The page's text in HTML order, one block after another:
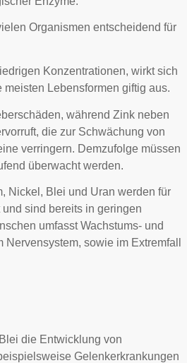
Organismen entscheidend für
Konzentrationen, wirkt sich
Lebensformen giftig aus.
während Zink neben
die zur Schwächung von
verringern. Demzufolge müssen
überwacht werden.
Nickel, Blei und Uran werden für
sind bereits in geringen
umfasst Wachstums- und
sowie im Extremfall
die Entwicklung von
Gelenkerkrankungen